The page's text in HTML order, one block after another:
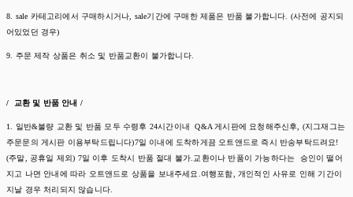
8. sale 카테고리에서 구매하시거나, sale기간에 구매한 제품은 반품 불가합니다. (사전에 공지되
어있었던 경우)
9. 주문 제작 상품은 취소 및 반품교환이 불가합니다.
/ 교환 및 반품 안내 /
1. 일반&불량 교환 및 반품 모두 수령후 24시간이내 Q&A 게시판에 요청해주신후, (지그재그는
주문문의 게시판 이용부탁드립니다)7일 이내에 도착하게끔 오트앤드로 즉시 반송부탁드려요!
(주말, 공휴일 제외) 7일 이후 도착시 반품 절대 불가.교환이나 반품이 가능하다는 승인이 떨어
지고 나면 안내에 따라 오트앤드로 상품을 보내주세요.여행포함, 개인적인 사유로 인해 기간이
지날 경우 처리되지 않습니다.